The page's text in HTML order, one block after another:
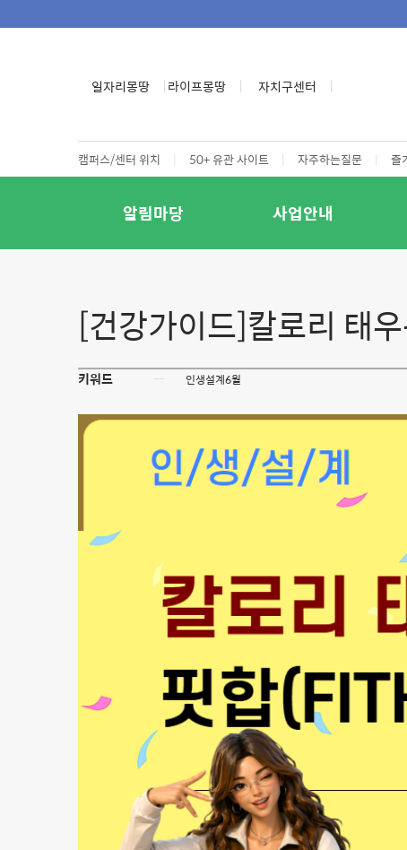
일자리몽땅 라이프몽땅 자치구센터
캠퍼스/센터 위치 | 50+ 유관 사이트 | 자주하는질문 | 즐
알림마당 사업안내
[건강가이드]칼로리 태
키워드 ㅡ 인생설계6월